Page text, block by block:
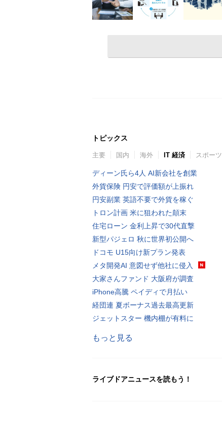
トピックス
主要 国内 海外 IT 経済 スポーツ
ディーン氏ら4人 AI新会社を創業
外貨保険 円安で評価額が上振れ
円安副業 英語不要で外貨を稼ぐ
トロン計画 米に狙われた顛末
住宅ローン 金利上昇で30代直撃
新型パジェロ 秋に世界初公開へ
ドコモ U15向け新プラン発表
メタ開発AI 意図せず他社に侵入
大家さんファンド 大阪府が調査
iPhone高騰 ペイディで月払い
経団連 夏ボーナス過去最高更新
ジェットスター 機内棚が有料に
もっと見る
ライブドアニュースを読もう！